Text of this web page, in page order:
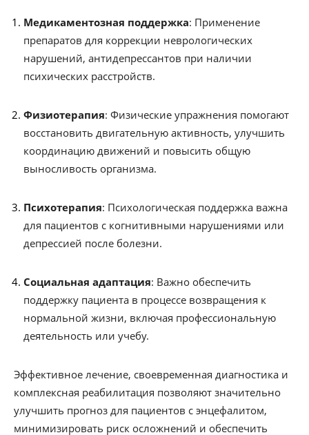
Медикаментозная поддержка: Применение
препаратов для коррекции неврологических
нарушений, антидепрессантов при наличии
психических расстройств.
Физиотерапия: Физические упражнения помогают
восстановить двигательную активность, улучшить
координацию движений и повысить общую
выносливость организма.
Психотерапия: Психологическая поддержка важна
для пациентов с когнитивными нарушениями или
депрессией после болезни.
Социальная адаптация: Важно обеспечить
поддержку пациента в процессе возвращения к
нормальной жизни, включая профессиональную
деятельность или учебу.
Эффективное лечение, своевременная диагностика и
комплексная реабилитация позволяют значительно
улучшить прогноз для пациентов с энцефалитом,
минимизировать риск осложнений и обеспечить